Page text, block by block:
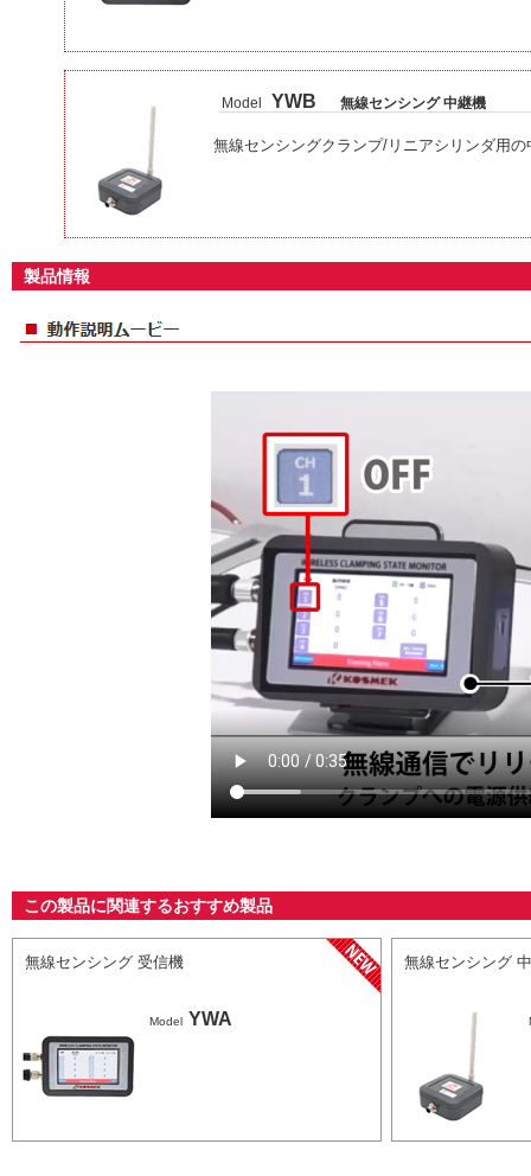
Model YWB 無線センシング 中継機
無線センシングクランプ/リニアシリンダ用の
製品情報
この製品に関連するおすすめ製品
無線センシング 受信機
Model YWA
無線センシング